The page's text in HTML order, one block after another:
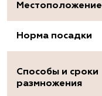
Местоположение
Норма посадки
Способы и сроки
размножения